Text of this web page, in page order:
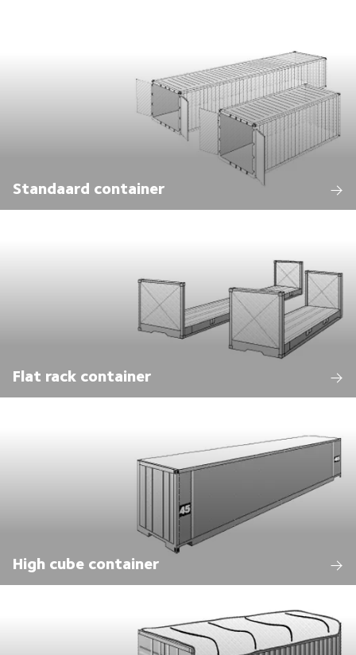
Standaard container
Flat rack container
High cube container